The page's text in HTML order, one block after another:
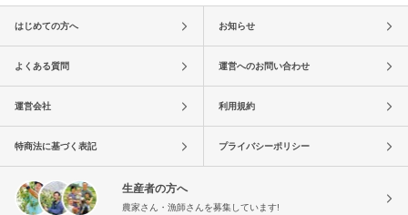
はじめての方へ お知らせ
よくある質問 運営へのお問い合わせ
運営会社 利用規約
特商法に基づく表記 プライバシーポリシー
生産者の方へ
農家さん・漁師さんを募集しています!